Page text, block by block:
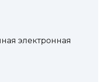
электронная